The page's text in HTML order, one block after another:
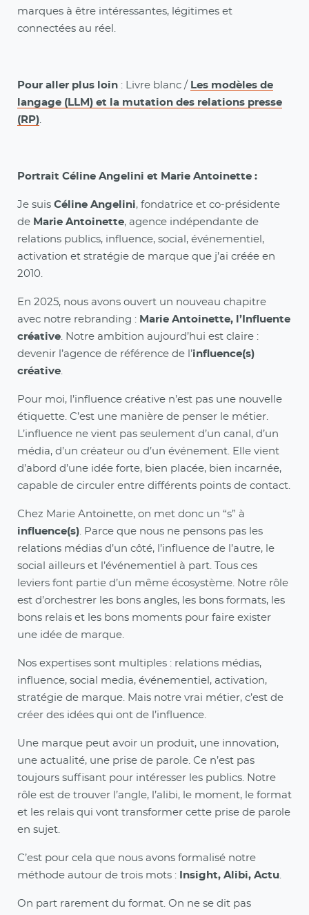
marques à être intéressantes, légitimes et
connectées au réel.
Pour aller plus loin : Livre blanc / Les modèles de
langage (LLM) et la mutation des relations presse
(RP)
Portrait Céline Angelini et Marie Antoinette :
Je suis Céline Angelini, fondatrice et co-présidente
de Marie Antoinette, agence indépendante de
relations publics, influence, social, événementiel,
activation et stratégie de marque que j’ai créée en
2010.
En 2025, nous avons ouvert un nouveau chapitre
avec notre rebranding : Marie Antoinette, l’Influente
créative . Notre ambition aujourd’hui est claire :
devenir l’agence de référence de l’influence(s)
créative
Pour moi, l’influence créative n’est pas une nouvelle
étiquette. C’est une manière de penser le métier.
L’influence ne vient pas seulement d’un canal, d’un
média, d’un créateur ou d’un événement. Elle vient
d’abord d’une idée forte, bien placée, bien incarnée,
capable de circuler entre différents points de contact.
Chez Marie Antoinette, on met donc un “s” à
influence(s) . Parce que nous ne pensons pas les
relations médias d’un côté, l’influence de l’autre, le
social ailleurs et l’événementiel à part. Tous ces
leviers font partie d’un même écosystème. Notre rôle
est d’orchestrer les bons angles, les bons formats, les
bons relais et les bons moments pour faire exister
une idée de marque.
Nos expertises sont multiples : relations médias,
influence, social media, événementiel, activation,
stratégie de marque. Mais notre vrai métier, c’est de
créer des idées qui ont de l’influence.
Une marque peut avoir un produit, une innovation,
une actualité, une prise de parole. Ce n’est pas
toujours suffisant pour intéresser les publics. Notre
rôle est de trouver l’angle, l’alibi, le moment, le format
et les relais qui vont transformer cette prise de parole
en sujet.
C’est pour cela que nous avons formalisé notre
méthode autour de trois mots :
Insight, Alibi, Actu
On part rarement du format. On ne se dit pas